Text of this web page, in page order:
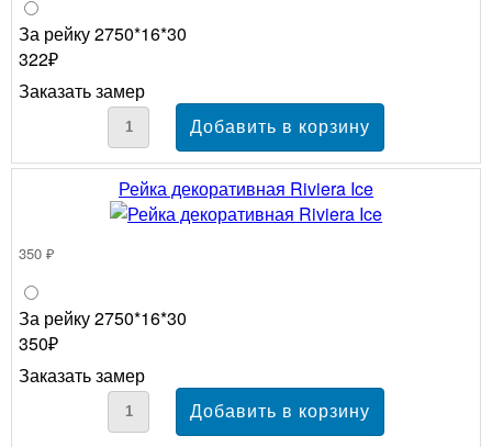
За рейку 2750*16*30
322₽
Заказать замер
Рейка декоративная Riviera Ice
350 ₽
За рейку 2750*16*30
350₽
Заказать замер